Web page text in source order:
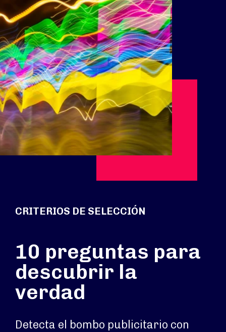
CRITERIOS DE SELECCIÓN
10 preguntas para
descubrir la
verdad
Detecta el bombo publicitario con